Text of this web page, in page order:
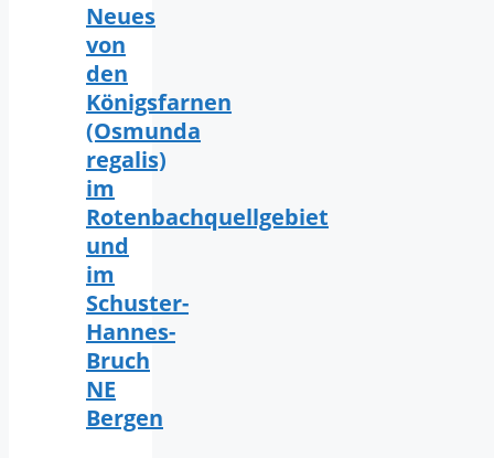
Neues
von
den
Königsfarnen
(Osmunda
regalis)
im
Rotenbachquellgebiet
und
im
Schuster-
Hannes-
Bruch
NE
Bergen